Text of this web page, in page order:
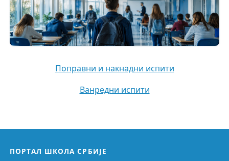
Поправни и накнадни испити
Ванредни испити
ПОРТАЛ ШКОЛА СРБИЈЕ